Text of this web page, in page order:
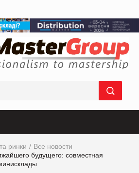
ринки
Все новости
будущего: совместная